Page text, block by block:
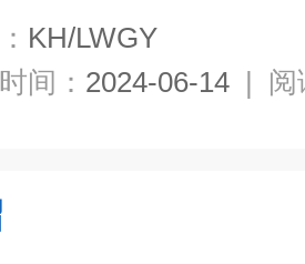
KH/LWGY
间： 2024-06-14 | 阅